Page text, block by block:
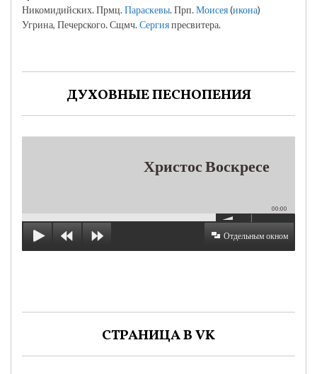
Никомидийских. Прмц.Параскевы. Прп.Моисея(икона)
Угрина, Печерского. Сщмч.Сергияпресвитера.
ДУХОВНЫЕ ПЕСНОПЕНИЯ
Христос Воскресе
00:00
Отдельным окном
СТРАНИЦА В VK